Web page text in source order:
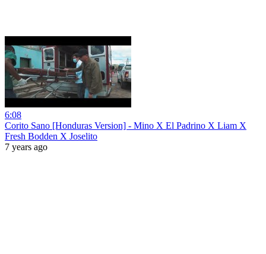
6:08
Corito Sano [Honduras Version] - Mino X El Padrino X Liam X
Fresh Bodden X Joselito
7 years ago